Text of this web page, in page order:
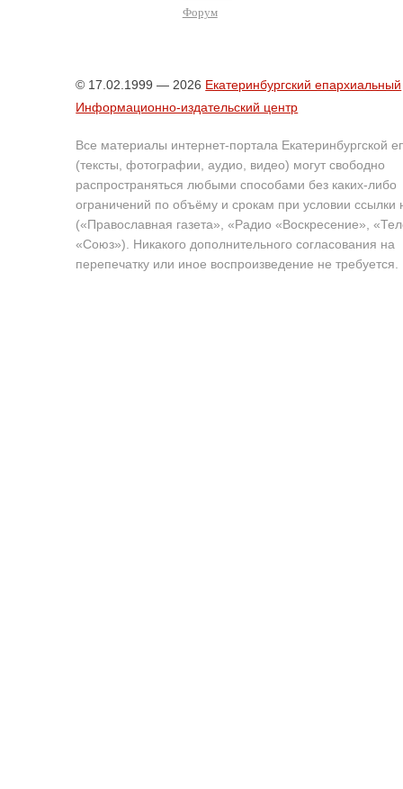
Форум
© 17.02.1999 — 2026 Екатеринбургский епархиальный
Информационно-издательский центр
Все материалы интернет-портала Екатеринбургской
(тексты, фотографии, аудио, видео) могут свободно
распространяться любыми способами без каких-либо
ограничений по объёму и срокам при условии ссылки
(«Православная газета», «Радио «Воскресение»,
«Союз»). Никакого дополнительного согласования на
перепечатку или иное воспроизведение не требуется.